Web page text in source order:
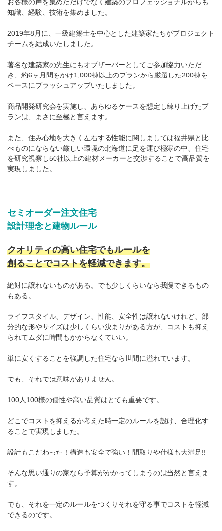
お客様の声を集めただけでなく建築のプロフェッショナルからも
知識、経験、技術を集めました。
2019年8月に、一級建築士を中心とした建築家たちがプロジェクト
チームを結成いたしました。
著名な建築家の先生にもオブザーバーとしてご参加協力いただ
き、約6ヶ月間をかけ1,000棟以上のプランから厳選した200棟を
ベースにブラッシュアップいたしました。
商品開発研究会を実施し、あらゆるケースを想定し練り上げたプ
ランは、まさに至極と言えます。
また、住み心地を大きく左右する性能に関しましては福井県と比
べものにならない厳しい環境の北海道に足を運び極寒の中、住宅
を研究視察し50社以上の建材メーカーと交渉することで高品質を
実現しました。
セミオーダー注文住宅
設計理念と建物ルール
クオリティの高い住宅でもルールを
創ることでコストを軽減できます。
絶対に譲れないものがある。でも少しくらいなら我慢できるもの
もある。
ライフスタイル、デザイン、性能、安全性は譲れないけれど、部
分的な形やサイズは少しくらい決まりがある方が、コストも抑え
られてムダに時間もかからなくていい。
単に安くすることを強調した住宅なら世間に溢れています。
でも、それでは意味がありません。
100人100様の個性や高い品質はとても重要です。
どこでコストを抑えるか考えた時一定のルールを設け、合理化す
ることで実現しました。
設計もこだわった！構造も安全で強い！間取りや仕様も大満足!!
そんな思い通りの家なら予算がかかってしまうのは当然と言えま
す。
でも、それを一定のルールをつくりそれを守る事でコストを軽減
できるのです。